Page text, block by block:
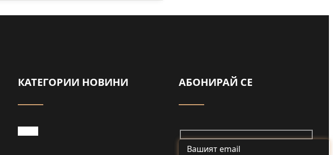
Забраниха
Майка и дъщеря
КАТЕГОРИИ НОВИНИ АБОНИРАЙ СЕ